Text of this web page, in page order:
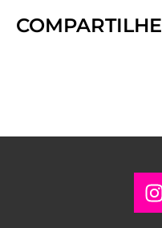
COMPARTILHE